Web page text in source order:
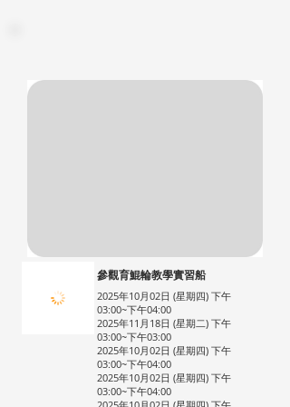
參觀育鯤輪教學實習船
2025年10月02日 (星期四) 下午
03:00~下午04:00
2025年11月18日 (星期二) 下午
03:00~下午03:00
2025年10月02日 (星期四) 下午
03:00~下午04:00
2025年10月02日 (星期四) 下午
03:00~下午04:00